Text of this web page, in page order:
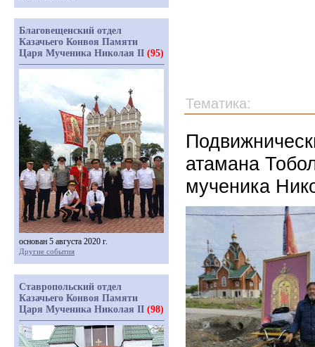
Тематика:
атамана
мученика
Благовещенский отдел
Казачьего Конвоя Памяти
Царя Мученика Николая II (95)
основан 5 августа 2020 г.
Другие события
Ставропольский отдел
Казачьего Конвоя Памяти
Царя Мученика Николая II (98)